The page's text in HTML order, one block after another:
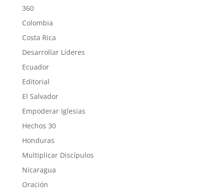
360
Colombia
Costa Rica
Desarrollar Líderes
Ecuador
Editorial
El Salvador
Empoderar Iglesias
Hechos 30
Honduras
Multiplicar Discípulos
Nicaragua
Oración